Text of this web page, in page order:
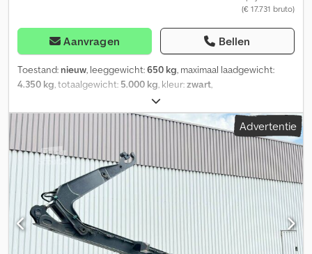
(€ 17.731 bruto)
Aanvragen Bellen
Toestand: nieuw, leeggewicht:650 kg, maximaal laadgewicht:
4.350 kg, totaalgewicht: 5.000 kg, kleur:zwart,
, soort overbrenging:
laadruimte lengte:4.000 mm, Bouwjaar:2023, Voertuiglocatie:
Bovenden, DIN-vergrendeling Chjdpfox I Sb Nsx Aa Toa Opbouw:
Hiab Multilift City haakarmsysteem XR 5 S 3250, containers tot
4.000 mm. Nieuwe installatie uit voorraad (2023)! Accessoire-
informatie zonder garantie, wijzigingen, tussentijdse verkoop en
fouten voorbehouden!
Advertentie